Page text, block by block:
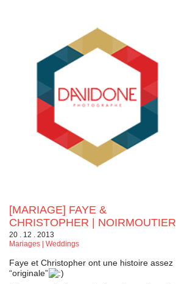
[MARIAGE] FAYE &
CHRISTOPHER | NOIRMOUTIER
20 . 12 . 2013
Mariages | Weddings
Faye et Christopher ont une histoire assez
“originale”